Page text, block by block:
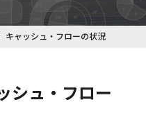
キャッシュ・フローの状況
シュ・フロー